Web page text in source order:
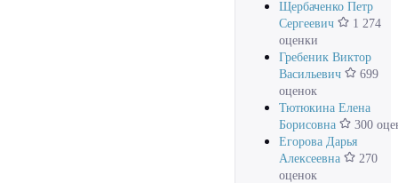
Щербаченко Петр
Сергеевич
1 274
оценки
Гребеник Виктор
Васильевич
699
оценок
Тютюкина Елена
Борисовна
300
Егорова Дарья
Алексеевна
270
оценок